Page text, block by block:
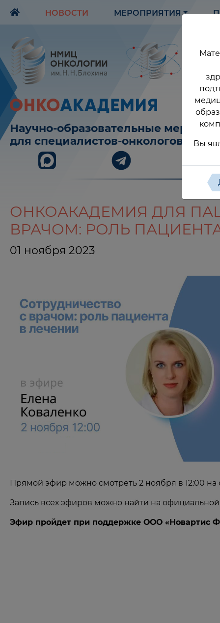
Вы
НОВОСТИ МЕРОПРИЯТИЯ
Научно-образовательные
для специалистов-онкологов
ОНКОАКАДЕМИЯ ДЛЯ
ВРАЧОМ: РОЛЬ ПАЦИЕНТА
01 ноября 2023
Прямой эфир можно смотреть 2 ноября в 12:00
Запись всех эфиров можно найти на
Эфир пройдет при поддержке ООО «Новартис